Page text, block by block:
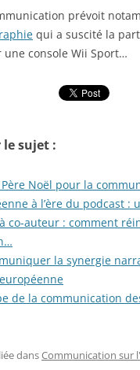
prévoit
qui a suscité la
console Wii Sport…
sujet :
Noël pour la
à l’ère du podcast
co-auteur : comment
la synergie
de la communication
dansCommunication sur